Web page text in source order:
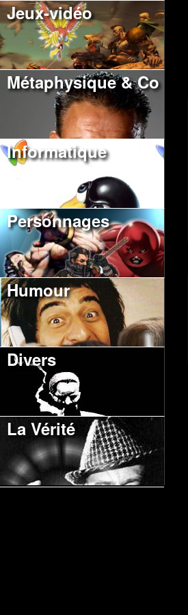
Jeux-vidéo
Métaphysique & Co
Informatique
Personnages
Humour
Divers
La Vérité